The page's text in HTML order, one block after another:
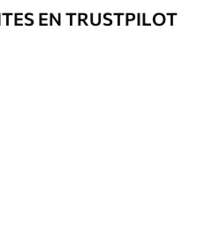
EN TRUSTPILOT